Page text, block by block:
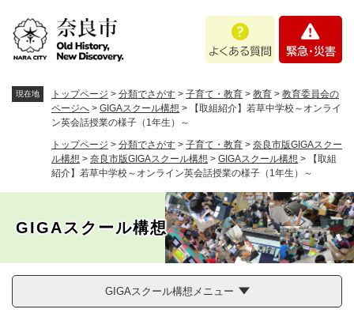
あ
問
・
現在地 トップページ > 分類でさがす > 子育て・教育 > 教育 > 教育委員会の
ページへ > GIGAスクール構想 >
【取組紹介】若草中学校～オンライ
ン英会話授業の様子（1年生）～
トップページ > 分類でさがす > 子育て・教育 > 奈良市版GIGAスクー
ル構想 > 奈良市版GIGAスクール構想 > GIGAスクール構想 >
【取組
紹介】若草中学校～オンライン英会話授業の様子（1年生）～
GIGAスクール構想
GIGAスクール構想メニュー